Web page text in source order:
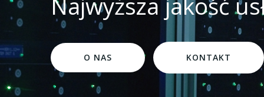
O NAS KONTAKT